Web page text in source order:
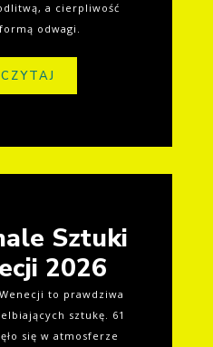
a cierpliwość
odwagi.
Sztuki
2026
to prawdziwa
sztukę. 61
się w atmosferze